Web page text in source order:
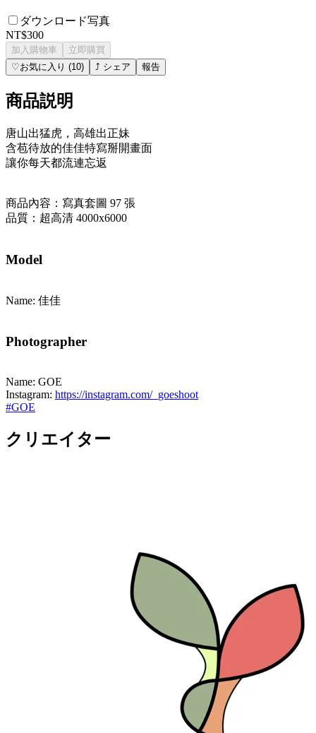
ダウンロード写真
NT$300
加入購物車
立即購買
♡お気に入り (10) ⤴ シェア 報告
商品説明
唐山出猛虎，高雄出正妹
含苞待放的佳佳特寫掰開畫面
讓你每天都流連忘返
商品內容：寫真套圖 97 張
品質：超高清 4000x6000
Model
Name: 佳佳
Photographer
Name: GOE
Instagram: https://instagram.com/_goeshoot
#GOE
クリエイター